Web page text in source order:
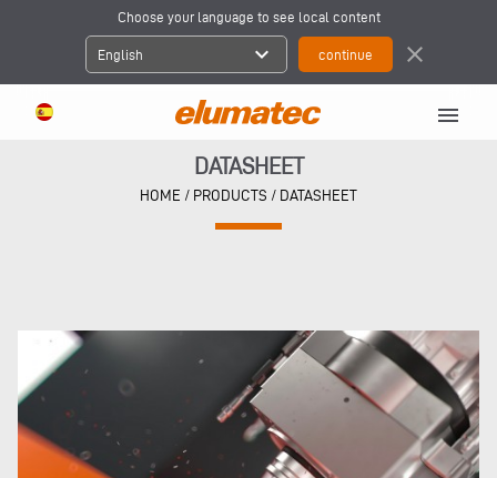
Choose your language to see local content
English expand_more close
menu
DATASHEET
HOME / PRODUCTS / DATASHEET